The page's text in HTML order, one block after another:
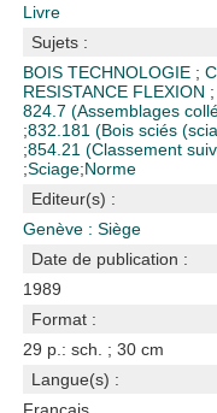
Livre
Sujets :
BOIS TECHNOLOGIE ;
RESISTANCE FLEXION ;
824.7 (Assemblages
;832.181 (Bois sciés
;854.21 (Classement
;Sciage;Norme
Editeur(s) :
Genève : Siège
Date de publication :
1989
Format :
29 p.: sch. ; 30 cm
Langue(s) :